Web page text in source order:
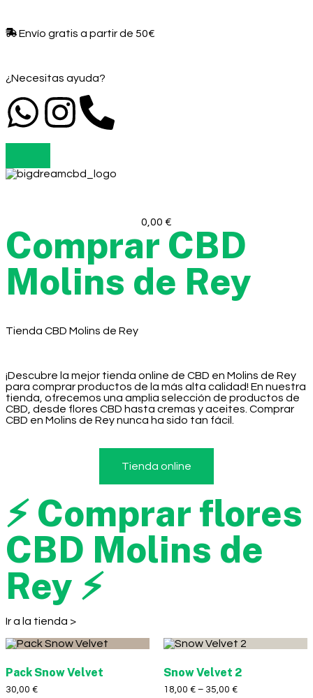
Envío gratis a partir de 50€​
¿Necesitas ayuda?
0,00 €
Comprar CBD
Molins de Rey
Tienda CBD Molins de Rey
¡Descubre la mejor tienda online de CBD en Molins de Rey
para comprar productos de la más alta calidad! En nuestra
tienda, ofrecemos una amplia selección de productos de
CBD, desde flores CBD hasta cremas y aceites. Comprar
CBD en Molins de Rey nunca ha sido tan fácil.
Tienda online
⚡ Comprar flores
CBD Molins de
Rey ⚡
Ir a la tienda >
Pack Snow Velvet
30,00 €
Snow Velvet 2
18,00 € – 35,00 €